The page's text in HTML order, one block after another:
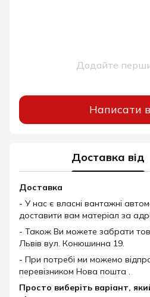
Додайте
Написати
Доставка від
Доставка
- У нас є власні вантажні
доставити вам матеріал за
- Також Ви можете забрати
Львів вул. Конюшинна 19.
- При потребі ми можемо
перевізником Нова пошта .
Просто виберіть варіант,